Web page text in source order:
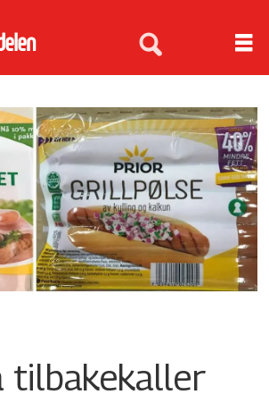
tilbakekaller